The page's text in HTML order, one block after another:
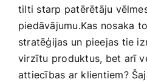
Preces pieaugušajiem
Rotaļlietas, bērnu preces
tilti starp patērētāju
piedāvājumu.Kas nosaka
stratēģijas un pieejas tie
virzītu‍ produktus, bet arī
attiecības ar klientiem?